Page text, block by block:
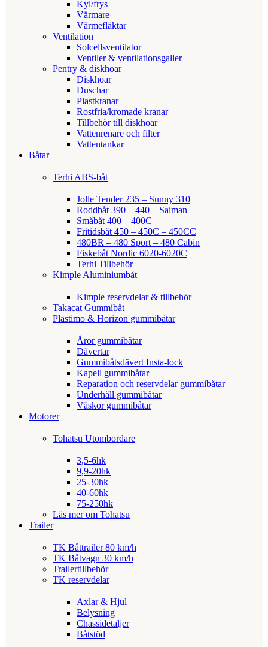
Kyl/frys
Värmare
Värmefläktar
Ventilation
Solcellsventilator
Ventiler & ventilationsgaller
Pentry & diskhoar
Diskhoar
Duschar
Plastkranar
Rostfria/kromade kranar
Tillbehör till diskhoar
Vattenrenare och filter
Vattentankar
Båtar
Terhi ABS-båt
Jolle Tender 235 – Sunny 310
Roddbåt 390 – 440 – Saiman
Småbåt 400 – 400C
Fritidsbåt 450 – 450C – 450CC
480BR – 480 Sport – 480 Cabin
Fiskebåt Nordic 6020-6020C
Terhi Tillbehör
Kimple Aluminiumbåt
Kimple reservdelar & tillbehör
Takacat Gummibåt
Plastimo & Horizon gummibåtar
Åror gummibåtar
Dävertar
Gummibåtsdävert Insta-lock
Kapell gummibåtar
Reparation och reservdelar gummibåtar
Underhåll gummibåtar
Väskor gummibåtar
Motorer
Tohatsu Utombordare
3,5-6hk
9,9-20hk
25-30hk
40-60hk
75-250hk
Läs mer om Tohatsu
Trailer
TK Båttrailer 80 km/h
TK Båtvagn 30 km/h
Trailertillbehör
TK reservdelar
Axlar & Hjul
Belysning
Chassidetaljer
Båtstöd